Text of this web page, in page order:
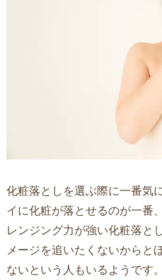
化粧落としを選ぶ際に一番気
イに化粧が落とせるのが一番
レンジング力が強い化粧落と
メージを追いたくないからと
ないという人もいるようです